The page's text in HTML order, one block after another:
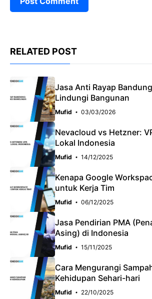
RELATED POST
Jasa Anti Rayap
Lindungi Bangunan
Mufid 03/03/2026
Nevacloud vs Hetzner:
Lokal Indonesia
Mufid 14/12/2025
Kenapa Google
untuk Kerja Tim
Mufid 06/12/2025
Jasa Pendirian PMA
Asing) di Indonesia
Mufid 15/11/2025
Cara Mengurangi
Kehidupan Sehari-hari
Mufid 22/10/2025